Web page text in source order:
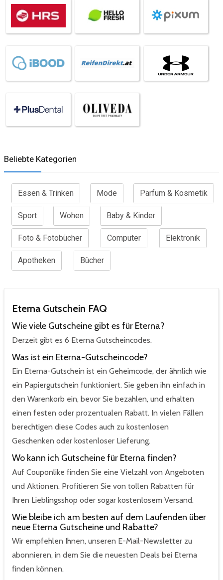
Beliebte Kategorien
Essen & Trinken Mode Parfum & Kosmetik
Sport Wohen Baby & Kinder
Foto & Fotobücher Computer Elektronik
Apotheken Bücher
Eterna Gutschein FAQ
Wie viele Gutscheine gibt es für Eterna?
Derzeit gibt es 6 Eterna Gutscheincodes.
Was ist ein Eterna-Gutscheincode?
Ein Eterna-Gutschein ist ein Geheimcode, der ähnlich wie
ein Papiergutschein funktioniert. Sie geben ihn einfach in
den Warenkorb ein, bevor Sie bezahlen, und erhalten
einen festen oder prozentualen Rabatt. In vielen Fällen
berechtigen diese Codes auch zu kostenlosen
Geschenken oder kostenloser Lieferung.
Wo kann ich Gutscheine für Eterna finden?
Auf Couponlike finden Sie eine Vielzahl von Angeboten
und Aktionen. Profitieren Sie von tollen Rabatten für
Ihren Lieblingsshop oder sogar kostenlosem Versand.
Wie bleibe ich am besten auf dem Laufenden über
neue Eterna Gutscheine und Rabatte?
Wir empfehlen Ihnen, unseren E-Mail-Newsletter zu
abonnieren, in dem Sie die neuesten Deals bei Eterna
finden können.